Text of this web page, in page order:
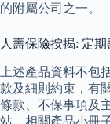
的附屬公司之一。
人壽保險按揭: 定
上述產品資料不包
款及細則約束，有
條款、不保事項及
站、相關產品小冊